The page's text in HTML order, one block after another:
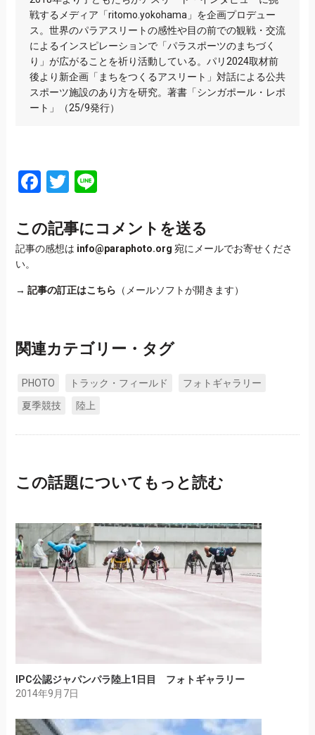
戦するメディア「ritomo.yokohama」を企画プロデュー
ス。世界のパラアスリートの感性や目の前での観戦・交流
によるインスピレーションで「パラスポーツのまちづく
り」が広がることを祈り活動している。パリ2024取材前
後より新企画「まちをつくるアスリート」対話による公共
スポーツ施設のあり方を研究。著書「シンガポール・レポ
ート」（25/9発行）
Facebook
Twitter
Line
この記事にコメントを送る
記事の感想は info@paraphoto.org 宛にメールでお寄せくださ
い。
→ 記事の訂正はこちら （メールソフトが開きます）
関連カテゴリー・タグ
PHOTO トラック・フィールド
フォトギャラリー
夏季競技
陸上
この話題についてもっと読む
IPC公認ジャパンパラ陸上1日目 フォトギャラリー
2014年9月7日